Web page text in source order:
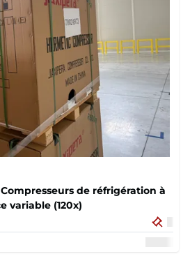
Compresseurs de réfrigération à
variable (120x)